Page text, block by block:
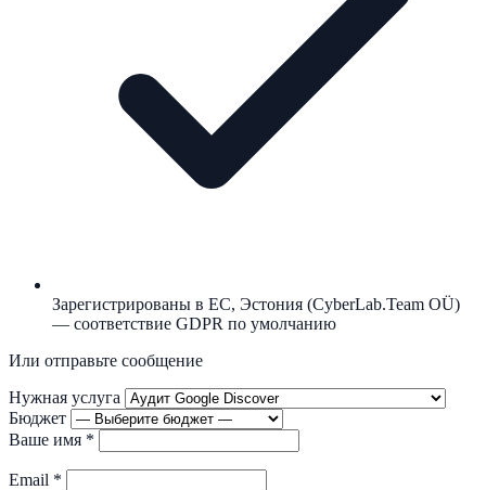
Зарегистрированы в ЕС, Эстония (CyberLab.Team OÜ)
— соответствие GDPR по умолчанию
Или отправьте сообщение
Нужная услуга
Бюджет
Ваше имя *
Email *